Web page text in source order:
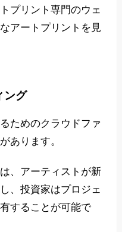
プリント専門のウェ
アートプリントを見
ング
ためのクラウドファ
あります。
、アーティストが新
、投資家はプロジェ
することが可能で